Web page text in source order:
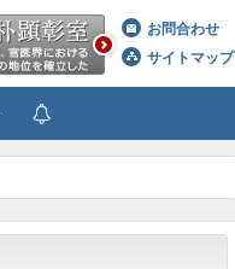
お問合わせ
サイトマップ